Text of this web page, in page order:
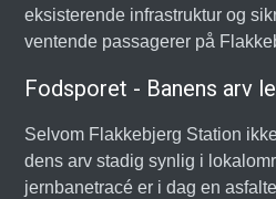
eksisterende infrastruktur og
ventende passagerer på
Fodsporet - Banens arv
Selvom Flakkebjerg Station
dens arv stadig synlig i
jernbanetracé er i dag en